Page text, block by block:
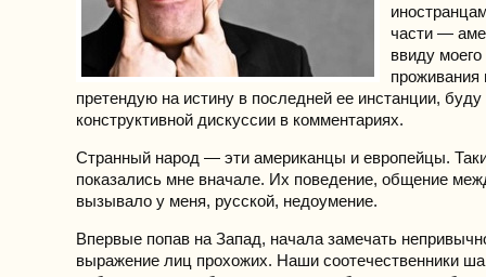
части —
ввиду
претендую на истину в последней ее инстанции, буду
конструктивной дискуссии в комментариях.
Странный народ — эти американцы и европейцы.
показались мне вначале. Их поведение, общение
вызывало у меня, русской, недоумение.
Впервые попав на Запад, начала замечать
выражение лиц прохожих. Наши соотечественники